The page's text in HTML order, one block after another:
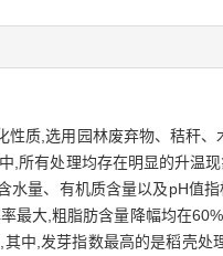
性质,选用园林废弃物、秸秆
,所有处理均存在明显的升温
水量、有机质含量以及pH值
最大,粗脂肪含量降幅均在
中,发芽指数最高的是稻壳处